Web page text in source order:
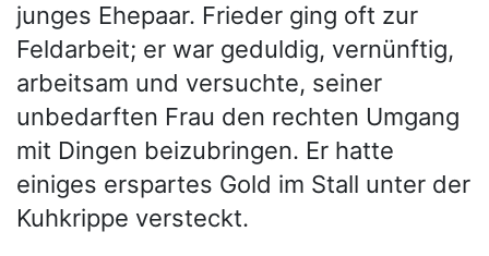
junges Ehepaar. Frieder ging oft zur
Feldarbeit; er war geduldig, vernünftig,
arbeitsam und versuchte, seiner
unbedarften Frau den rechten Umgang
mit Dingen beizubringen. Er hatte
einiges erspartes Gold im Stall unter der
Kuhkrippe versteckt.